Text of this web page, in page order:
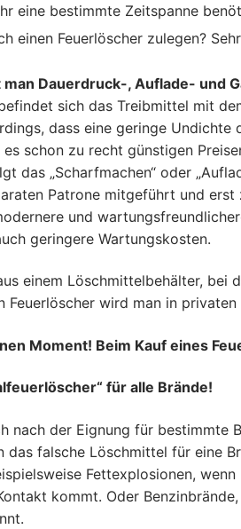
eine bestimmte Zeitspanne
einen Feuerlöscher zulegen?
Dauerdruck-, Auflade- und
sich das Treibmittel mit
dass eine geringe Undichte
schon zu recht günstigen
das „Scharfmachen“ oder
Patrone mitgeführt und
und
geringere Wartungskosten.
einem Löschmittelbehälter,
Feuerlöscher wird man in
Moment! Beim Kauf eines
für alle Brände!
nach der Eignung für bestimmte
das falsche Löschmittel für eine
Fettexplosionen,
kommt. Oder